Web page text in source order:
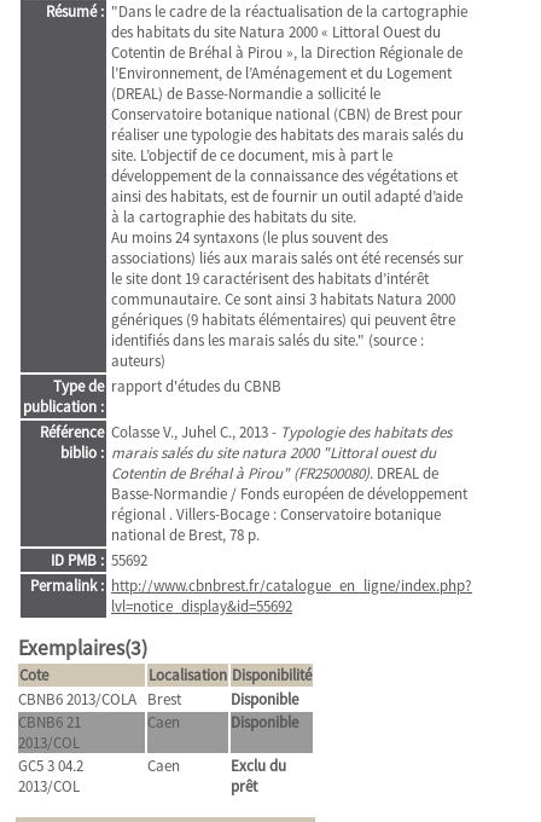
Résumé : "Dans le cadre de la réactualisation de la cartographie
des habitats du site Natura 2000 « Littoral Ouest du
Cotentin de Bréhal à Pirou », la Direction Régionale de
l’Environnement, de l’Aménagement et du Logement
(DREAL) de Basse-Normandie a sollicité le
Conservatoire botanique national (CBN) de Brest pour
réaliser une typologie des habitats des marais salés du
site. L’objectif de ce document, mis à part le
développement de la connaissance des végétations et
ainsi des habitats, est de fournir un outil adapté d’aide
à la cartographie des habitats du site.
Au moins 24 syntaxons (le plus souvent des
associations) liés aux marais salés ont été recensés sur
le site dont 19 caractérisent des habitats d’intérêt
communautaire. Ce sont ainsi 3 habitats Natura 2000
génériques (9 habitats élémentaires) qui peuvent être
identifiés dans les marais salés du site." (source :
auteurs)
Type de
publication :
rapport d'études du CBNB
Référence
biblio :
Colasse V., Juhel C., 2013 - Typologie des habitats des
marais salés du site natura 2000 "Littoral ouest du
Cotentin de Bréhal à Pirou" (FR2500080). DREAL de
Basse-Normandie / Fonds européen de développement
régional . Villers-Bocage : Conservatoire botanique
national de Brest, 78 p.
ID PMB : 55692
Permalink : http://www.cbnbrest.fr/catalogue_en_ligne/index.php?
lvl=notice_display&id=55692
Exemplaires(3)
Cote Localisation Disponibilité
CBNB6 2013/COLA Brest
Disponible
CBNB6 21
2013/COL
Caen Disponible
GC5 3 04.2
2013/COL
Caen
Exclu du
prêt